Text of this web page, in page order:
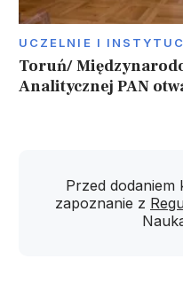
UCZELNIE I
Toruń/
Analitycznej PAN
Przed dodaniem
zapoznanie z